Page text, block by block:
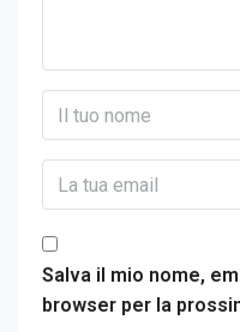
Salva il mio nome,
browser per la